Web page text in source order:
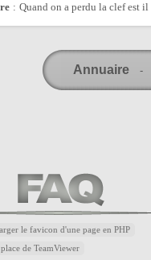
: Quand on a perdu la clef est
Annuaire -
le favicon d'une page en PHP
de TeamViewer